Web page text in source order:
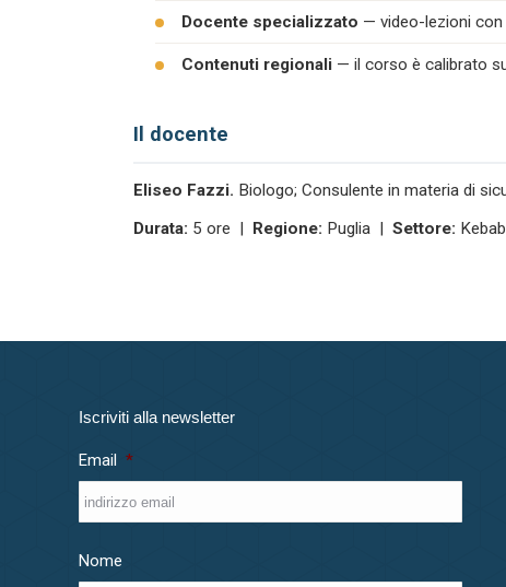
Docente specializzato — video-lezioni con
Contenuti regionali — il corso è calibrato
Il docente
Eliseo Fazzi. Biologo; Consulente in materia di
Durata: 5 ore | Regione: Puglia | Settore:
Iscriviti alla newsletter
Email *
Nome